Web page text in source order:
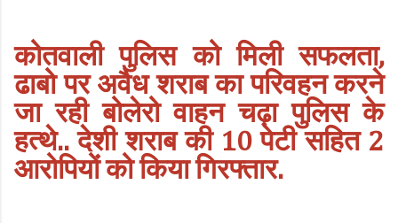
कोतवाली पुलिस को मिली सफलता,
ढाबो पर अवैध शराब का परिवहन करने
जा रही बोलेरो वाहन चढ़ा पुलिस के
हत्थे.. देशी शराब की 10 पेटी सहित 2
आरोपियों को किया गिरफ्तार.